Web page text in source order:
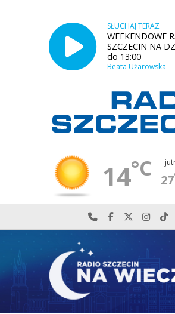
SŁUCHAJ TERAZ
WEEKENDOWE
SZCZECIN NA
do 13:00
Beata Użarowska
14°C 27
Najlepiej po prostu
Odwiedź nas
Odwiedź